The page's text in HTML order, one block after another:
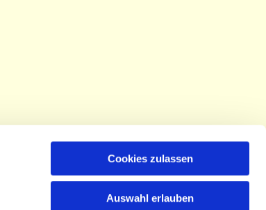
Cookies zulassen
Auswahl erlauben